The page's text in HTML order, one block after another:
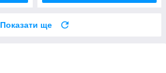
Показати ще